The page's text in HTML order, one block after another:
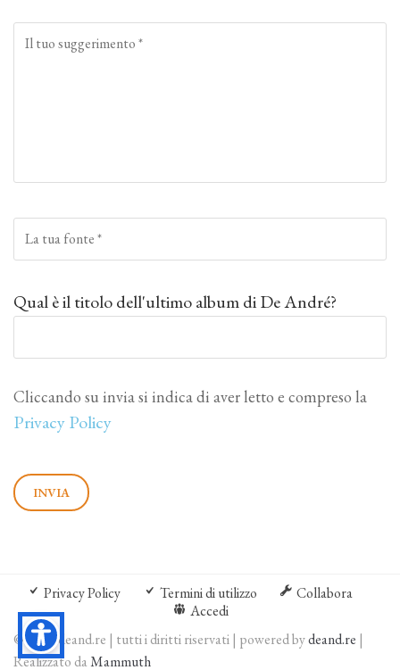
Qual è il titolo dell'ultimo album di De André?
Cliccando su invia si indica di aver letto e compreso la
Privacy Policy
Privacy Policy Termini di utilizzo
Collabora
Accedi
© 2026 deand.re | tutti i diritti riservati | powered bydeand.re |
Realizzato daMammuth